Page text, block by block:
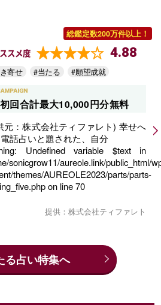
総鑑定数200万件以上！
スメ度 4.88
寄せ #当たる #願望成就
初回合計最大10,000円分無料
元：株式会社ティファレト) 幸せへ
話占いと題された、自分
: Undefined variable $text in
sonicgrow11/aureole.link/public_html/
themes/AUREOLE2023/parts/parts-
on line70
提供：株式会社ティファレト
る占い特集へ